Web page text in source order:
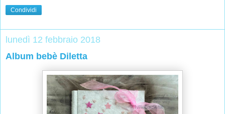
Condividi
lunedì 12 febbraio 2018
Album bebè Diletta